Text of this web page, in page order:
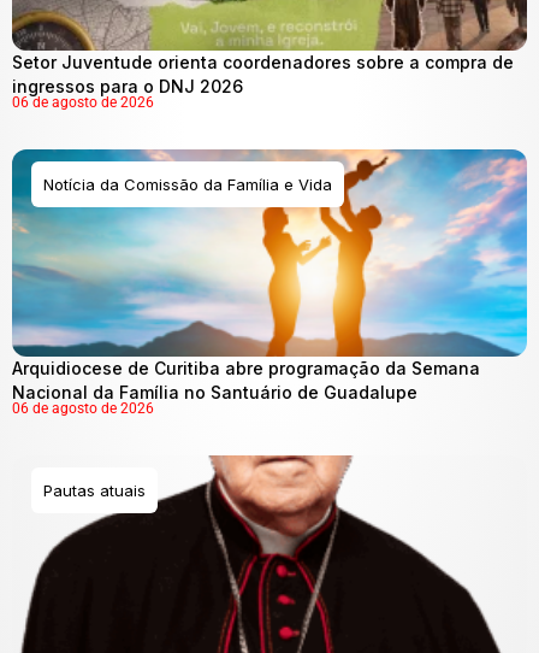
Setor Juventude orienta coordenadores sobre a compra de
ingressos para o DNJ 2026
06 de agosto de 2026
Notícia da Comissão da Família e Vida
Arquidiocese de Curitiba abre programação da Semana
Nacional da Família no Santuário de Guadalupe
06 de agosto de 2026
Pautas atuais